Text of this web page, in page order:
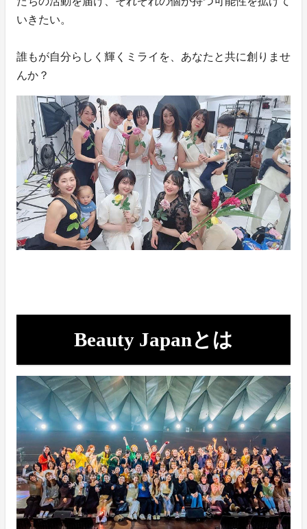
いきたい。
誰もが自分らしく輝くミライを、あなたと共に創りませ
んか？
Beauty Japanとは